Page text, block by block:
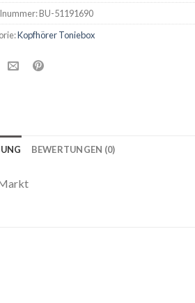
BU-51191690
Kopfhörer Toniebox
BEWERTUNGEN (0)